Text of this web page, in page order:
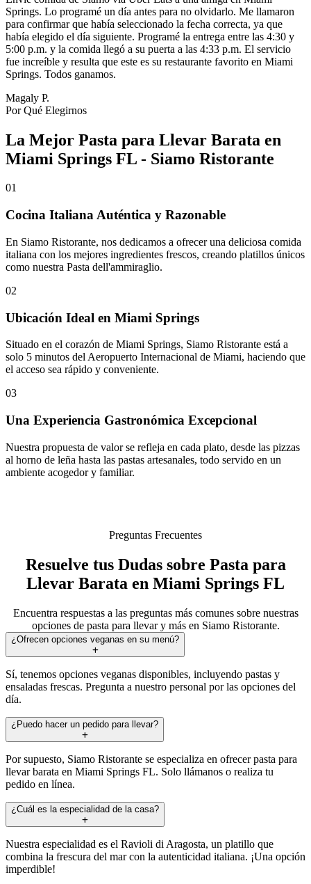
Springs. Lo programé un día antes para no olvidarlo. Me llamaron
para confirmar que había seleccionado la fecha correcta, ya que
había elegido el día siguiente. Programé la entrega entre las 4:30 y
5:00 p.m. y la comida llegó a su puerta a las 4:33 p.m. El servicio
fue increíble y resulta que este es su restaurante favorito en Miami
Springs. Todos ganamos.
Magaly P.
Por Qué Elegirnos
La Mejor Pasta para Llevar Barata en
Miami Springs FL - Siamo Ristorante
01
Cocina Italiana Auténtica y Razonable
En Siamo Ristorante, nos dedicamos a ofrecer una deliciosa comida
italiana con los mejores ingredientes frescos, creando platillos únicos
como nuestra Pasta dell'ammiraglio.
02
Ubicación Ideal en Miami Springs
Situado en el corazón de Miami Springs, Siamo Ristorante está a
solo 5 minutos del Aeropuerto Internacional de Miami, haciendo que
el acceso sea rápido y conveniente.
03
Una Experiencia Gastronómica Excepcional
Nuestra propuesta de valor se refleja en cada plato, desde las pizzas
al horno de leña hasta las pastas artesanales, todo servido en un
ambiente acogedor y familiar.
Preguntas Frecuentes
Resuelve tus Dudas sobre Pasta para
Llevar Barata en Miami Springs FL
Encuentra respuestas a las preguntas más comunes sobre nuestras
opciones de pasta para llevar y más en Siamo Ristorante.
¿Ofrecen opciones veganas en su menú?
Sí, tenemos opciones veganas disponibles, incluyendo pastas y
ensaladas frescas. Pregunta a nuestro personal por las opciones del
día.
¿Puedo hacer un pedido para llevar?
Por supuesto, Siamo Ristorante se especializa en ofrecer pasta para
llevar barata en Miami Springs FL. Solo llámanos o realiza tu
pedido en línea.
¿Cuál es la especialidad de la casa?
Nuestra especialidad es el Ravioli di Aragosta, un platillo que
combina la frescura del mar con la autenticidad italiana. ¡Una opción
imperdible!